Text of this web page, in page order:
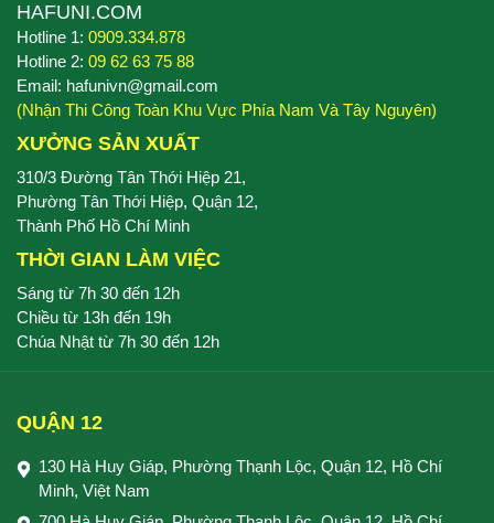
HAFUNI.COM
Hotline 1: 0909.334.878
Hotline 2: 09 62 63 75 88
Email: hafunivn@gmail.com
(Nhận Thi Công Toàn Khu Vực Phía Nam Và Tây Nguyên)
XƯỞNG SẢN XUẤT
310/3 Đường Tân Thới Hiệp 21,
Phường Tân Thới Hiệp, Quận 12,
Thành Phố Hồ Chí Minh
THỜI GIAN LÀM VIỆC
Sáng từ 7h 30 đến 12h
Chiều từ 13h đến 19h
Chúa Nhật từ 7h 30 đến 12h
QUẬN 12
130 Hà Huy Giáp, Phường Thạnh Lộc, Quận 12, Hồ Chí
Minh, Việt Nam